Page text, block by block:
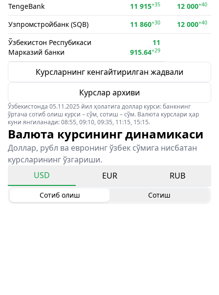
TengeBank 11 915+35 12 000+40
Узпромстройбанк (SQB) 11 860+30 12 000+40
Ўзбекистон Респубикаси
Марказий банки
11
915.64+29
Курсларнинг кенгайтирилган жадвали
Курслар архиви
Ўзбекистонда 05.11.2025 йил ҳолатига доллар курси: банкнинг
ўртача сотиб олиш курси – сўм, сотиш – сўм. Валюта курслари ҳар
куни янгиланади: 08:55, 09:10, 09:35, 11:15, 15:15.
Валюта курсининг динамикаси
Доллар, рубл ва евронинг ўзбек сўмига нисбатан
курсларининг ўзгариши.
USD
EUR RUB
Сотиб олиш Сотиш